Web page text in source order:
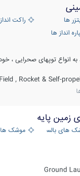
ها
راکت انداز ها
ها
انواع توپهای صحرایی ،
Field , Rocket & Self-
پایه
بالستیک موشک های
Ground